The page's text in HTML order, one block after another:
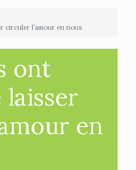
circuler l’amour en nous
ont
laisser
en